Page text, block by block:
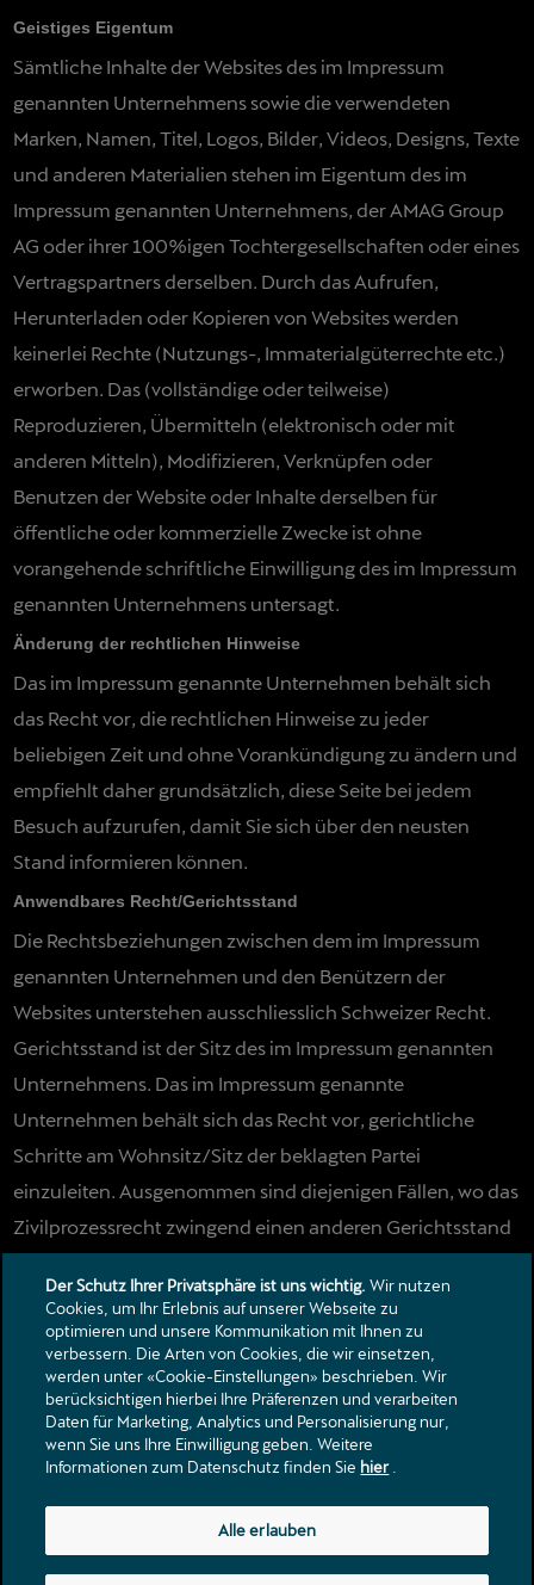
Geistiges Eigentum
Sämtliche Inhalte der Websites des im Impressum
genannten Unternehmens sowie die verwendeten
Marken, Namen, Titel, Logos, Bilder, Videos, Designs, Texte
und anderen Materialien stehen im Eigentum des im
Impressum genannten Unternehmens, der AMAG Group
AG oder ihrer 100%igen Tochtergesellschaften oder eines
Vertragspartners derselben. Durch das Aufrufen,
Herunterladen oder Kopieren von Websites werden
keinerlei Rechte (Nutzungs-, Immaterialgüterrechte etc.)
erworben. Das (vollständige oder teilweise)
Reproduzieren, Übermitteln (elektronisch oder mit
anderen Mitteln), Modifizieren, Verknüpfen oder
Benutzen der Website oder Inhalte derselben für
öffentliche oder kommerzielle Zwecke ist ohne
vorangehende schriftliche Einwilligung des im Impressum
genannten Unternehmens untersagt.
Änderung der rechtlichen Hinweise
Das im Impressum genannte Unternehmen behält sich
das Recht vor, die rechtlichen Hinweise zu jeder
beliebigen Zeit und ohne Vorankündigung zu ändern und
empfiehlt daher grundsätzlich, diese Seite bei jedem
Besuch aufzurufen, damit Sie sich über den neusten
Stand informieren können.
Anwendbares Recht/Gerichtsstand
Die Rechtsbeziehungen zwischen dem im Impressum
genannten Unternehmen und den Benützern der
Websites unterstehen ausschliesslich Schweizer Recht.
Gerichtsstand ist der Sitz des im Impressum genannten
Unternehmens. Das im Impressum genannte
Unternehmen behält sich das Recht vor, gerichtliche
Schritte am Wohnsitz/Sitz der beklagten Partei
einzuleiten. Ausgenommen sind diejenigen Fällen, wo das
Zivilprozessrecht zwingend einen anderen Gerichtsstand
Langfeldstrasse 77
8500 Frauenfeld
Kontakt
Kataloge & Preislisten
Rechtliche Hinweise
Datenschutzerklärung
Der Schutz Ihrer Privatsphäre ist uns wichtig. Wir nutzen
Cookies, um Ihr Erlebnis auf unserer Webseite zu
optimieren und unsere Kommunikation mit Ihnen zu
verbessern. Die Arten von Cookies, die wir einsetzen,
werden unter «Cookie-Einstellungen» beschrieben. Wir
berücksichtigen hierbei Ihre Präferenzen und verarbeiten
Daten für Marketing, Analytics und Personalisierung nur,
wenn Sie uns Ihre Einwilligung geben. Weitere
Informationen zum Datenschutz finden Sie hier.
Alle erlauben